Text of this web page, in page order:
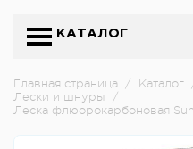
КАТАЛОГ
Главная страница / Каталог
Лески и шнуры
/
Леска флюорокарбоновая